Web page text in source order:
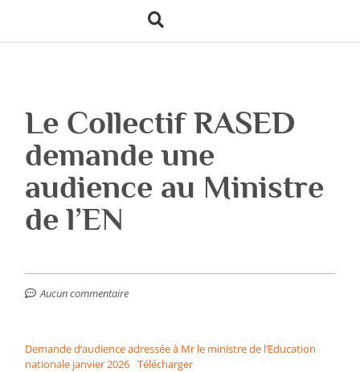
Le Collectif RASED
demande une
audience au Ministre
de l’EN
Aucun commentaire
Demande d’audience adressée à Mr le ministre de l’Education
nationale janvier 2026 Télécharger